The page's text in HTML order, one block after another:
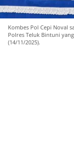
Kombes Pol Cepi Noval
Polres Teluk Bintuni
(14/11/2025).